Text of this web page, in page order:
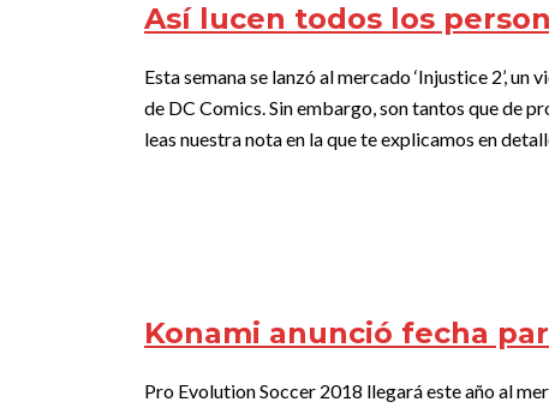
Así lucen todos los
Esta semana se lanzó al mercado ‘Injustice 2’,
de DC Comics. Sin embargo, son tantos que de
leas nuestra nota en la que te explicamos en
Konami anunció fecha para
Pro Evolution Soccer 2018 llegará este año al